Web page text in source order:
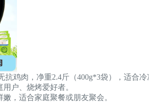
鸡肉，净重2.4斤（400g*3袋），适合
户、烧烤爱好者。
，适合家庭聚餐或朋友聚会。